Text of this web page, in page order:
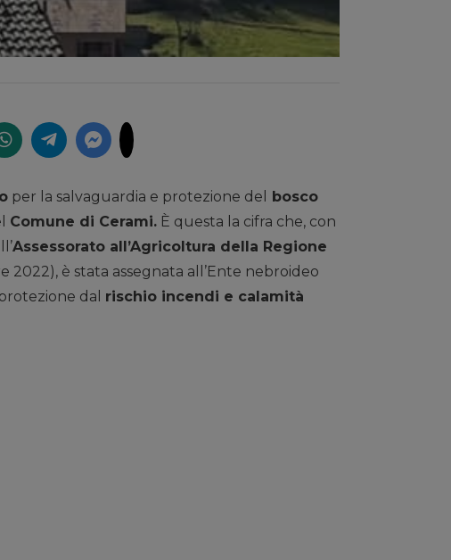
per la salvaguardia e protezione del
bosco
Comune di Cerami. È questa la cifra che, con
Assessorato all’Agricoltura della Regione
2022), è stata assegnata all’Ente nebroideo
dal rischio incendi e calamità